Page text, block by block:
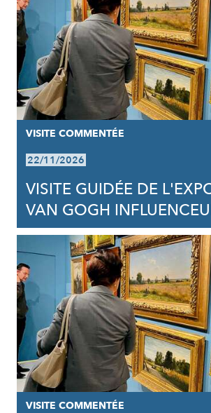
VISITE COMMENTÉE
22/11/2026
VISITE GUIDÉE DE
VAN GOGH
VISITE COMMENTÉE